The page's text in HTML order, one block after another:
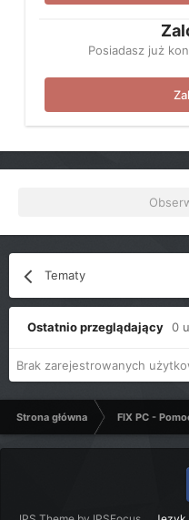
Posiadasz już
Tematy
Ostatnio przeglądający 0
Brak zarejestrowanych
Strona główna FIX PC -